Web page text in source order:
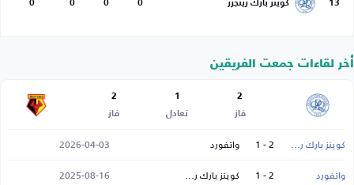
13 كوينز بارك رينجرز 0
0
0
0
أخر لقاءات جمعت الفريقين
2
فاز
1
تعادل
2
فاز
كوينز بارك رينجرز 2 - 1 واتفورد
2026-04-03
واتفورد
2 - 1 كوينز بارك رينجرز
2025-08-16